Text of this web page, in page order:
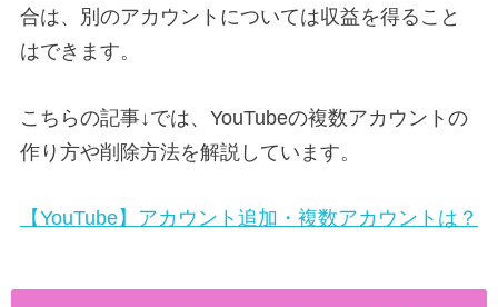
合は、別のアカウントについては収益を得ること
はできます。
こちらの記事↓では、YouTubeの複数アカウントの
作り方や削除方法を解説しています。
【YouTube】アカウント追加・複数アカウントは？